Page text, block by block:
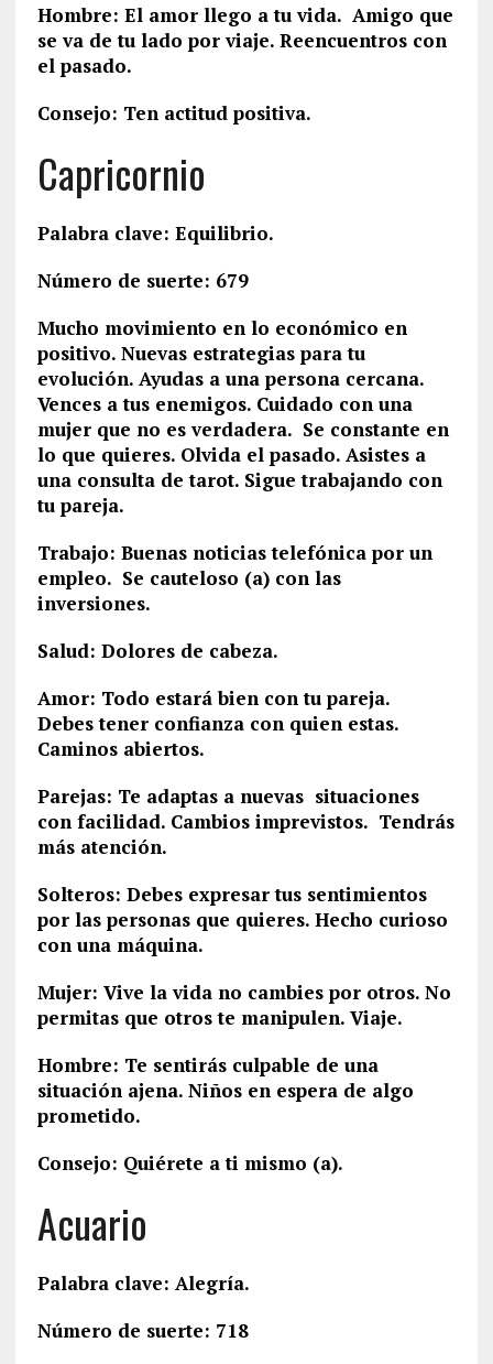
Hombre: El amor llego a tu vida. Amigo que
se va de tu lado por viaje. Reencuentros con
el pasado.
Consejo: Ten actitud positiva.
Capricornio
Palabra clave: Equilibrio.
Número de suerte: 679
Mucho movimiento en lo económico en
positivo. Nuevas estrategias para tu
evolución. Ayudas a una persona cercana.
Vences a tus enemigos. Cuidado con una
mujer que no es verdadera. Se constante en
lo que quieres. Olvida el pasado. Asistes a
una consulta de tarot. Sigue trabajando con
tu pareja.
Trabajo: Buenas noticias telefónica por un
empleo. Se cauteloso (a) con las
inversiones.
Salud: Dolores de cabeza.
Amor: Todo estará bien con tu pareja.
Debes tener confianza con quien estas.
Caminos abiertos.
Parejas: Te adaptas a nuevas situaciones
con facilidad. Cambios imprevistos. Tendrás
más atención.
Solteros: Debes expresar tus sentimientos
por las personas que quieres. Hecho curioso
con una máquina.
Mujer: Vive la vida no cambies por otros. No
permitas que otros te manipulen. Viaje.
Hombre: Te sentirás culpable de una
situación ajena. Niños en espera de algo
prometido.
Consejo: Quiérete a ti mismo (a).
Acuario
Palabra clave: Alegría.
Número de suerte: 718